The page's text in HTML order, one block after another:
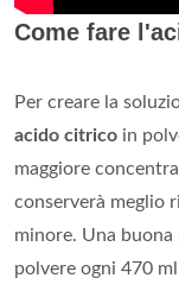
Come fare
Per creare la
acido citrico in
maggiore
conserverà meglio
minore. Una
polvere ogni 470